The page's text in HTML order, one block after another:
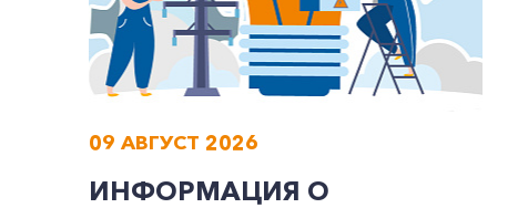
09 АВГУСТ 2026
ИНФОРМАЦИЯ О